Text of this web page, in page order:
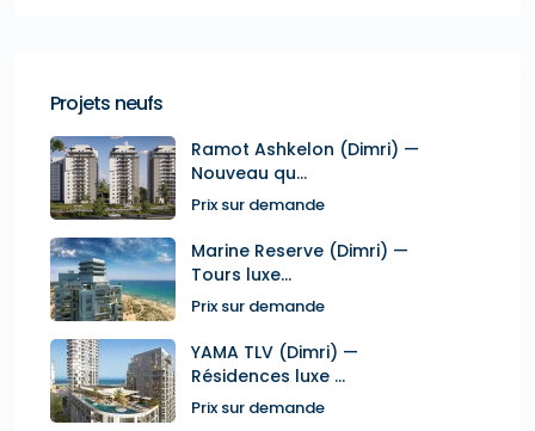
Projets neufs
Ramot Ashkelon (Dimri) —
Nouveau qu...
Prix sur demande
Marine Reserve (Dimri) —
Tours luxe...
Prix sur demande
YAMA TLV (Dimri) —
Résidences luxe ...
Prix sur demande